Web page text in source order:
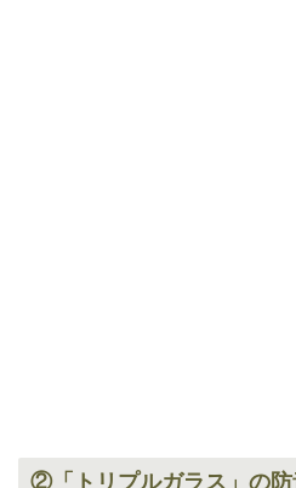
②「トリプルガラス」の防